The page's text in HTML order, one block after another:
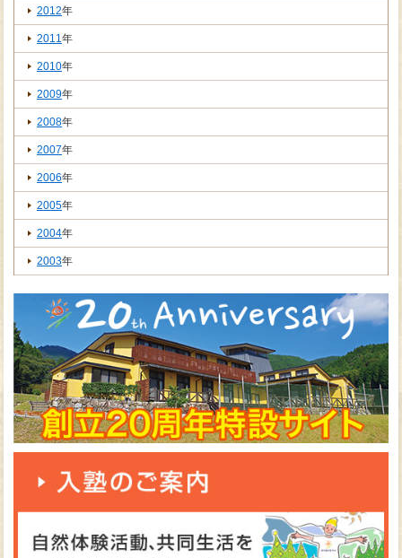
2012年
2011年
2010年
2009年
2008年
2007年
2006年
2005年
2004年
2003年